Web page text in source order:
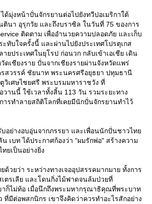
ด้มุ่งหน้าปั่นจักรยานต่อไปยังทวีปอเมริกาใต้
ตินา อุรุกวัย และถึงบราซิล ในวันที่ 75 ของการ
ติดตาม เพื่ออำนวยความปลอดภัย และเก็บ
ทับใจครั้งนี้ และผ่านไปยังประเทศโปรตุเกส
ายประเทศในยุโรป ก่อนวก กลับเข้าเอเชีย เดิน
ดเชียงราย ปั่นจากเชียงรายผ่านจังหวัดแพร่
รสวรรค์ ชัยนาท พระนครศรีอยุธยา ปทุมธานี
เศษไชยศรี พระบรมมหาราชวัง ที่
วานนี้ ใช้เวลาทั้งสิ้น 113 วัน รวมระยะทาง
ารทำลายสถิติโลกที่เคยมีนักปั่นจักรยานทำไว้
บอย่างอบอุ่นจากภรรยา และเพื่อนนักปั่นชาวไท
เบท ได้ประกาศก้องว่า "ผมรักพ่อ" สร้างความ
ยเป็นอย่างยิ่ง
ด้วยว่า ระหว่างทางเจออุปสรรคมากมาย ทั้งการ
ตรเลีย และโดนกิ่งไม้ฟาดจนล้มป่วยที่
าก็ไม่ท้อ เมื่อนึกถึงพระมหากรุณาธิคุณที่พระบาท
ที่มีต่อพสกนิกร เขาจึงคิดว่าควรทำอะไรสักอย่าง